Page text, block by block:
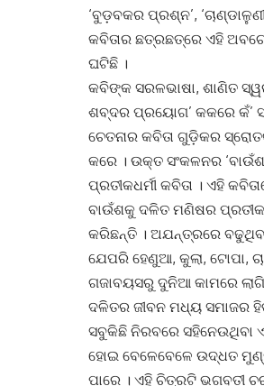
‘ବୁଡ଼ବକର ପ୍ରଶ୍ନ’,
କବିତାର ଛତ୍ରଛତ୍ରେ ଏହି
ଘଟିଛି ।
କବିଙ୍କ ସରଳଭାଷା, ଶାଣିତ
ଶବ୍ଦର ପ୍ରୟୋଗ’ କକରେ କଁ’
ଚେତନାର କବିତା ଗୁଡ଼ିକର
କରେ । ଉକ୍ତ ସଂକଳନର
ପ୍ରତୀକଧର୍ମୀ କବିତା । ଏହି
ବାଉଁଶକୁ ଦଳିତ ମଣିଷର ପ୍ରତୀକ
କରିଛନ୍ତି । ଅଯନ୍ତ୍ରରେ
ଯେପରି ହେଣୁଆ, କୁଲା, ଟୋପା,
ଗଜାବୟସରୁ ଦୁନିଆ କାମରେ
ଦଳିତର ଜୀବନ ମଧ୍ୟ ସମାଜର
ସବୁକିଛି ନିରବରେ ସହିନେଉଥିବା
ହୋଇ ବେଳେବେଳେ ଉଦ୍ଧତ
ପାରେ । ଏହି ଚିତ୍ରଟି ଭଗବତୀ